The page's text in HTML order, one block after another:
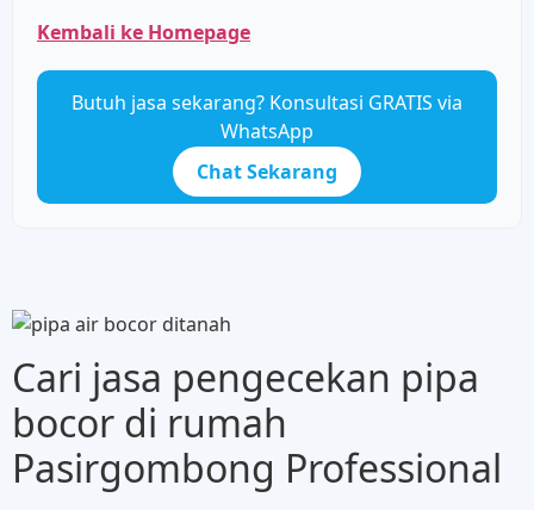
Kembali ke Homepage
Butuh jasa sekarang? Konsultasi GRATIS via
WhatsApp
Chat Sekarang
Cari jasa pengecekan pipa
bocor di rumah
Pasirgombong Professional